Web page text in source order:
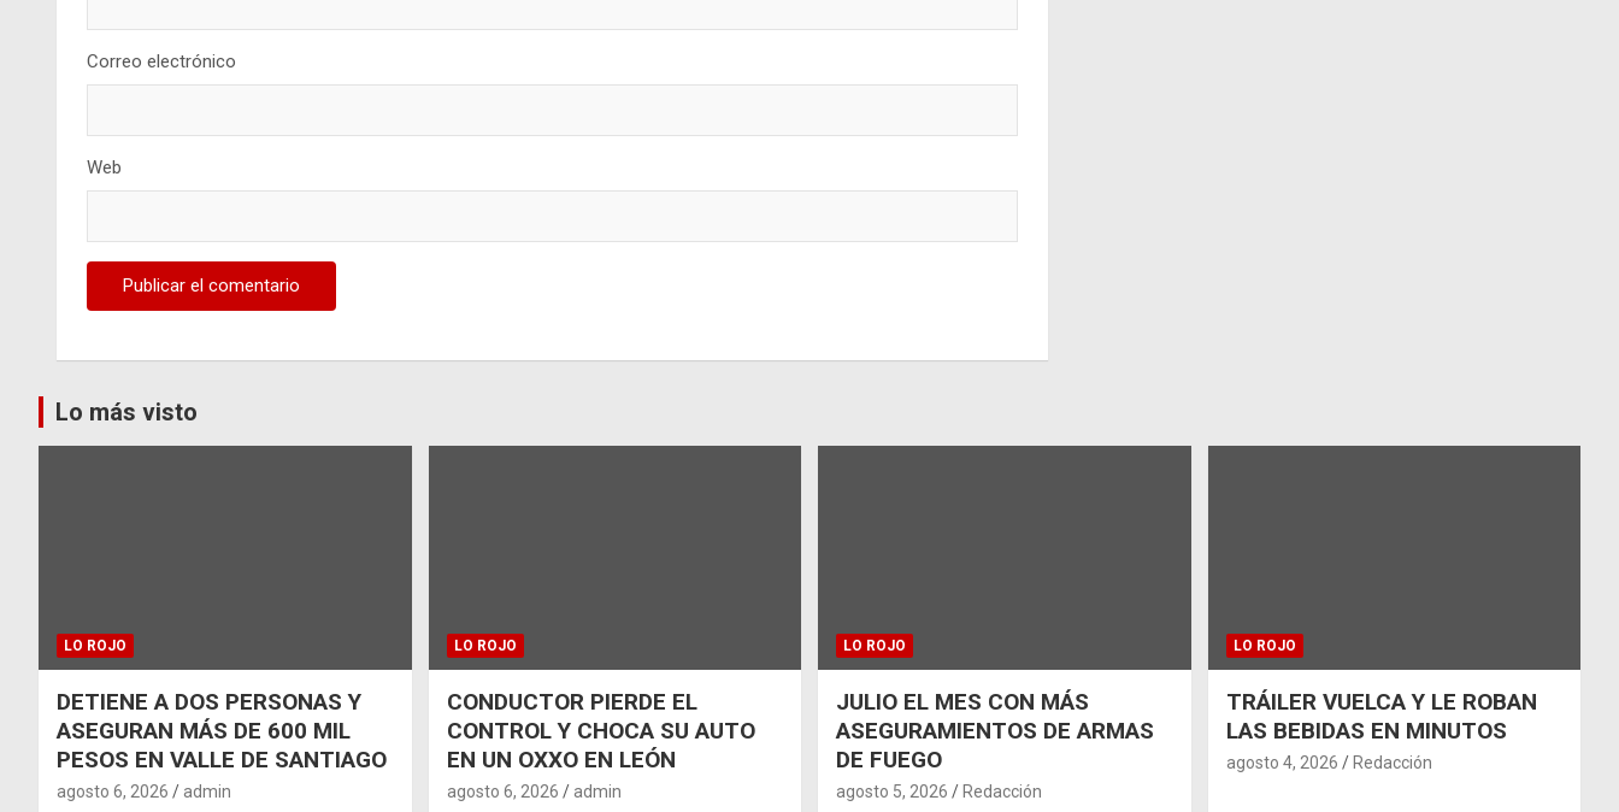
Correo electrónico
Web
Lo más visto
LO ROJO
DETIENE A DOS PERSONAS Y
ASEGURAN MÁS DE 600 MIL
PESOS EN VALLE DE SANTIAGO
agosto 6, 2026 admin
LO ROJO
CONDUCTOR PIERDE EL
CONTROL Y CHOCA SU AUTO
EN UN OXXO EN LEÓN
agosto 6, 2026 admin
LO ROJO
JULIO EL MES CON MÁS
ASEGURAMIENTOS DE ARMAS
DE FUEGO
agosto 5, 2026 Redacción
LO ROJO
TRÁILER VUELCA Y LE ROBAN
LAS BEBIDAS EN MINUTOS
agosto 4, 2026 Redacción